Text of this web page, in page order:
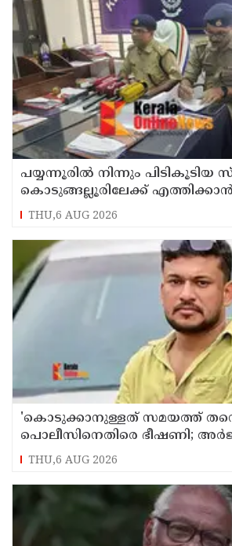
പയ്യന്നൂരിൽ നിന്നും പിടികൂടിയ
കൊടുങ്ങല്ലൂരിലേക്ക് എത്തിക്കാൻ
പദ്ധതിയിട്ടുവെന്ന് എക്സൈസ്
കമ്മിഷണർ
THU,6 AUG 2026
'കൊടുക്കാനുള്ളത് സമയത്ത്
പൊലീസിനെതിരെ ഭീഷണി;
ആയങ്കിക്കെതിരെ കേസെടുത്തു
THU,6 AUG 2026